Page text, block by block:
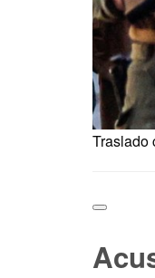
Traslado